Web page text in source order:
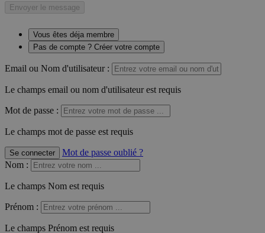
Envoyer le message
Vous êtes déja membre
Pas de compte ? Créer votre compte
Email ou Nom d'utilisateur :
Le champs email ou nom d'utilisateur est requis
Mot de passe :
Le champs mot de passe est requis
Se connecter
Mot de passe oublié ?
Nom :
Le champs Nom est requis
Prénom :
Le champs Prénom est requis